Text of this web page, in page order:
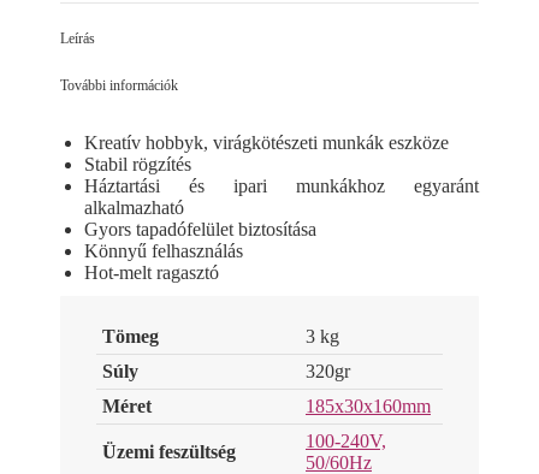
Leírás
További információk
Kreatív hobbyk, virágkötészeti munkák eszköze
Stabil rögzítés
Háztartási és ipari munkákhoz egyaránt
alkalmazható
Gyors tapadófelület biztosítása
Könnyű felhasználás
Hot-melt ragasztó
Tömeg
3 kg
Súly
320gr
Méret
185x30x160mm
Üzemi feszültség
100-240V,
50/60Hz